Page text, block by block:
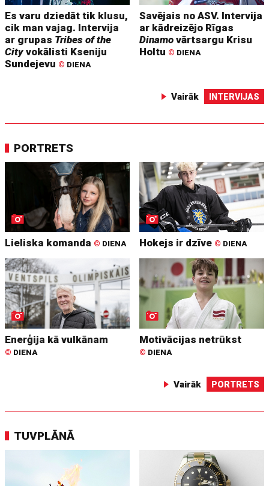
Es varu dziedāt tik klusu,
cik man vajag. Intervija
ar grupas Tribes of the
Cityvokālisti Kseniju
Sundejevu © DIENA
Savējais no ASV. Intervija
ar kādreizējo Rīgas
Dinamo vārtsargu Krisu
Holtu © DIENA
Vairāk INTERVIJAS
PORTRETS
Lieliska komanda © DIENA Hokejs ir dzīve © DIENA
Enerģija kā vulkānam
© DIENA
Motivācijas netrūkst
© DIENA
Vairāk PORTRETS
TUVPLĀNĀ